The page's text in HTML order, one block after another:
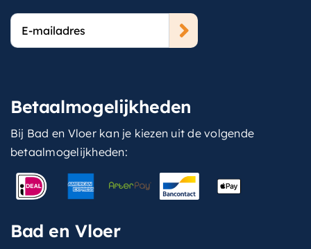
E-
mailadres
Betaalmogelijkheden
Bij Bad en Vloer kan je kiezen uit de volgende
betaalmogelijkheden:
Bad en Vloer